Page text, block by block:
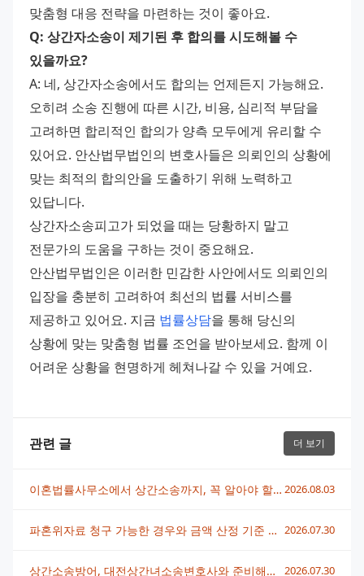
맞춤형 대응 전략을 마련하는 것이 좋아요.
Q: 상간자소송이 제기된 후 합의를 시도해볼 수
있을까요?
A: 네, 상간자소송에서도 합의는 언제든지 가능해요.
오히려 소송 진행에 따른 시간, 비용, 심리적 부담을
고려하면 합리적인 합의가 양측 모두에게 유리할 수
있어요. 안산법무법인의 변호사들은 의뢰인의 상황에
맞는 최적의 합의안을 도출하기 위해 노력하고
있답니다.
상간자소송피고가 되었을 때는 당황하지 말고
전문가의 도움을 구하는 것이 중요해요.
안산법무법인은 이러한 민감한 사안에서도 의뢰인의
입장을 충분히 고려하여 최선의 법률 서비스를
제공하고 있어요. 지금 법률상담을 통해 당신의
상황에 맞는 맞춤형 법률 조언을 받아보세요. 함께 이
어려운 상황을 현명하게 헤쳐나갈 수 있을 거예요.
관련 글 더 보기
이혼법률사무소에서 상간소송까지, 꼭 알아야 할 대응 전략 2026.08.03
파혼위자료 청구 가능한 경우와 금액 산정 기준 총정리 2026.07.30
상간소송방어, 대전상간녀소송변호사와 준비해야 할 것들 2026.07.30